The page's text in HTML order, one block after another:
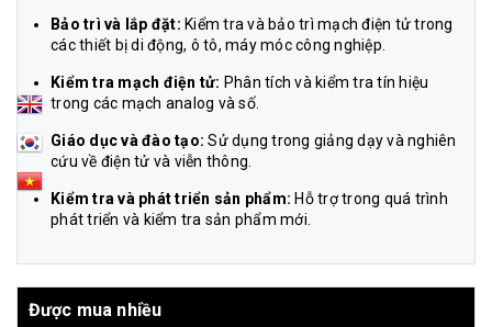
Bảo trì và lắp đặt: Kiểm tra và bảo trì mạch điện tử trong
các thiết bị di động, ô tô, máy móc công nghiệp.
Kiểm tra mạch điện tử: Phân tích và kiểm tra tín hiệu
trong các mạch analog và số.
Giáo dục và đào tạo: Sử dụng trong giảng dạy và nghiên
cứu về điện tử và viễn thông.
Kiểm tra và phát triển sản phẩm: Hỗ trợ trong quá trình
phát triển và kiểm tra sản phẩm mới.
Được mua nhiều